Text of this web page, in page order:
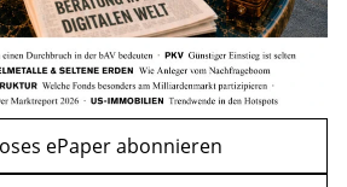
ePaper abonnieren